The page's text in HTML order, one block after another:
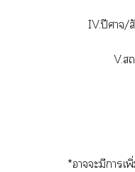
IV.ปีศาจ/
V.ส
*าะมีาเ